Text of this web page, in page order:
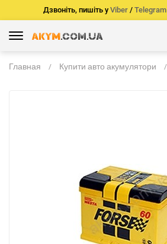
Дзвоніть, пишіть у Viber / Telegram
Главная Купити авто акумулятори